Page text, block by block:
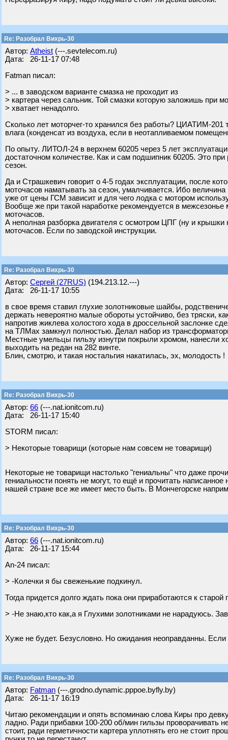
Re: Разобрал Вихрь-30
Автор: Atheist (---.sevtelecom.ru)
Дата: 26-11-17 07:48
Fatman писал:
> ... в заводском варианте смазка не проходит из
> картера через сальник. Той смазки которую заложишь при
> хватает ненадолго.
Сколько лет моторчег-то хранился без работы? ЦИАТИМ-201
влага (конденсат из воздуха, если в неотапливаемом
По опыту. ЛИТОЛ-24 в верхнем 60205 через 5 лет
достаточном количестве. Как и сам подшипник 60205. Это
сезон.
Да и Страшкевич говорит о 4-5 годах эксплуатации, после
моточасов наматывать за сезон, умалчивается. Ибо
уже от цены ГСМ зависит и для чего лодка с мотором
Вообще же при такой наработке рекомендуется в
моточасов.
А неполная разборка двигателя с осмотром ЦПГ (ну и
моточасов. Если по заводской инструкции.
Re: Разобрал Вихрь-30
Автор: Сергей (27RUS) (194.213.12.---)
Дата: 26-11-17 10:55
в свое время ставил глухие золотниковые шайбы,
держать невероятно малые обороты устойчиво, без тряски,
напротив жиклева холостого хода в дроссельной заслонке
на ТЛМах замкнул полностью. Делал набор из
Местные умельцы гильзу изнутри покрыли хромом, нанесли
выходить на редан на 282 винте.
Блин, смотрю, и такая ностальгия накатилась, эх, молодость !
Re: Разобрал Вихрь-30
Автор: 66 (---.nat.ionitcom.ru)
Дата: 26-11-17 15:40
STORM писал:
> Некоторые товарищи (которые нам совсем не товарищи)
Некоторые не товарищи настолько "гениальны" что даже
гениальности понять не могут, то ещё и прочитать
нашей стране все же имеет место быть. В Мончегорске
Re: Разобрал Вихрь-30
Автор: 66 (---.nat.ionitcom.ru)
Дата: 26-11-17 15:44
An-24 писал:
> -Колечки я бы свеженькие подкинул.
Тогда придется долго ждать пока они приработаются к старой
> -Не знаю,кто как,а я Глухими золотниками не нарадуюсь.
Хуже не будет. Безусловно. Но ожидания неоправданны. Если
Re: Разобрал Вихрь-30
Автор: Fatman (---.grodno.dynamic.pppoe.byfly.by)
Дата: 26-11-17 16:19
Читаю рекомендации и опять вспоминаю слова Киры про
ладно. Ради прибавки 100-200 об/мин гильзы проворачивать
стоит, ради герметичности картера уплотнять его не стоит